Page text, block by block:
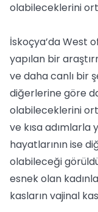
olabileceklerini
İskoçya’da West
yapılan bir
ve daha canlı bir
diğerlerine göre
olabileceklerini
ve kısa adımlarla
hayatlarının ise
olabileceği
esnek olan
kasların vajinal